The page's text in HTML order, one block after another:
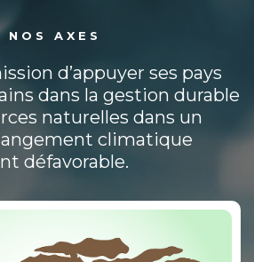
NOS AXES
d’appuyer ses pays
dans la gestion durable
naturelles dans un
climatique
défavorable.